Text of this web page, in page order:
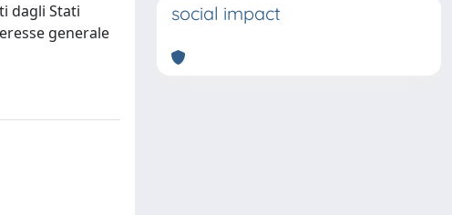
dagli Stati
generale
social impact